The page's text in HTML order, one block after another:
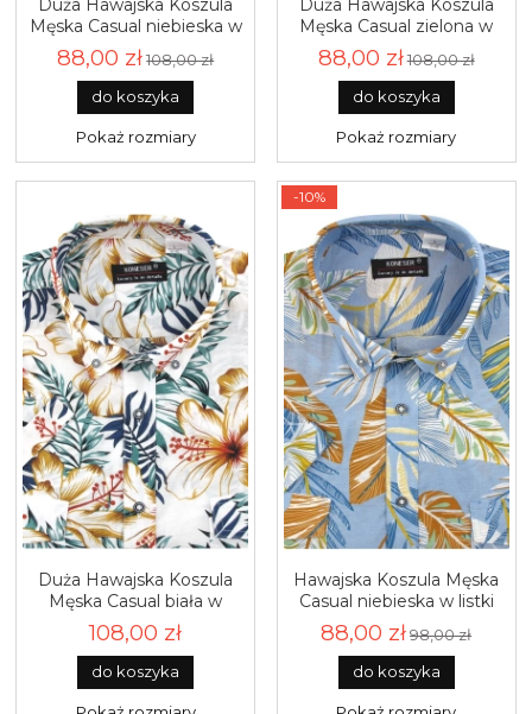
Duża Hawajska Koszula
Męska Casual niebieska w
listki na wakacje z
krótkim rękawem Duże
rozmiary Koneser P943
88,00 zł 108,00 zł
do koszyka
Pokaż rozmiary
Duża Hawajska Koszula
Męska Casual zielona w
listki na wakacje z
krótkim rękawem Duże
rozmiary Koneser P942
88,00 zł108,00 zł
do koszyka
Pokaż rozmiary
Duża Hawajska Koszula
Męska Casual biała w
kwiaty na wakacje z
krótkim rękawem Duże
rozmiary Koneser P940
108,00 zł
do koszyka
Hawajska Koszula Męska
Casual niebieska w listki
na wakacje z krótkim
rękawem w kroju
REGULAR Koneser P938
88,00 zł98,00 zł
do koszyka
-10%